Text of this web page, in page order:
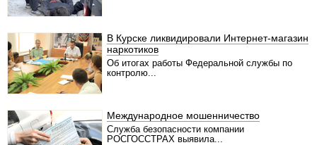
В Курске ликвидировали Интернет-магазин
наркотиков
Об итогах работы Федеральной службы по
контролю...
Международное мошенничество
Служба безопасности компании
РОСГОССТРАХ выявила...